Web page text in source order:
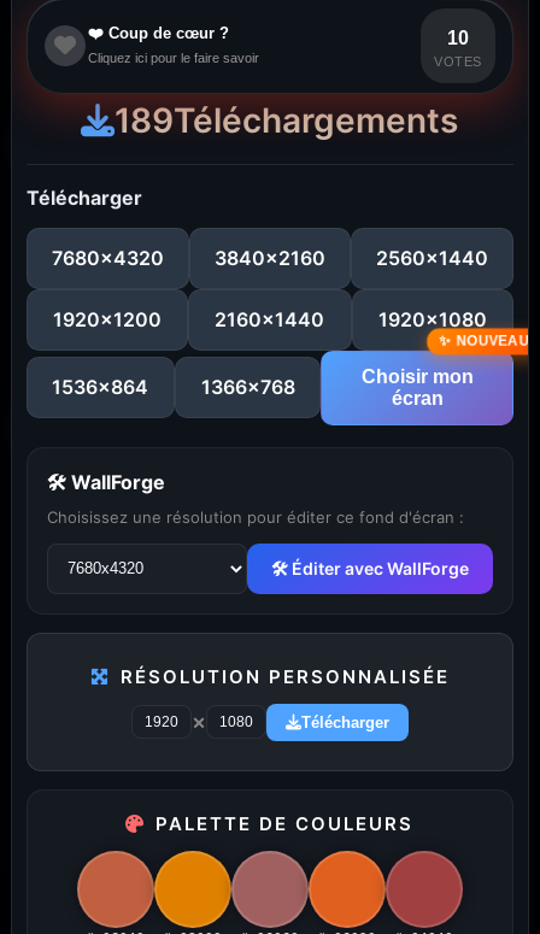
1 3 4 5 ...
PUBLICITÉ
❤️ Coup de cœur ?
Cliquez ici pour le faire savoir
10
VOTES
189Téléchargements
Télécharger
7680x4320 3840x2160 2560x1440
1920x1200 2160x1440 1920x1080
1536x864 1366x768
Choisir mon
écran
🛠 WallForge
Choisissez une résolution pour éditer ce fond d'écran :
🛠 Éditer avec WallForge
RÉSOLUTION PERSONNALISÉE
× Télécharger
PALETTE DE COULEURS